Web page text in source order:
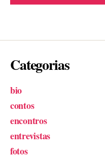
Categorias
bio
contos
encontros
entrevistas
fotos